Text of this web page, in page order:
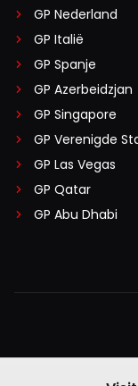
GP Nederland
GP Italië
GP Spanje
GP Azerbeidzjan
GP Singapore
GP Verenigde
GP Las Vegas
GP Qatar
GP Abu Dhabi